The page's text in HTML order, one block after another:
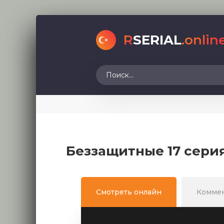
RSERIAL
Беззащитные 17
Смотреть онлайн